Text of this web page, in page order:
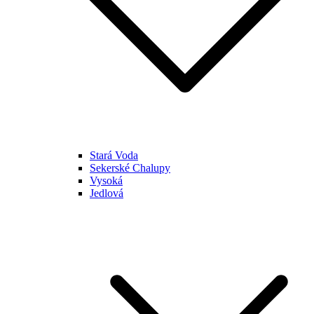
Stará Voda
Sekerské Chalupy
Vysoká
Jedlová